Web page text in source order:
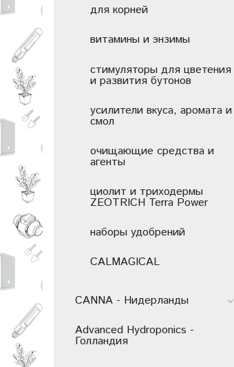
для корней
витамины и энзимы
стимуляторы для цветения
и развития бутонов
усилители вкуса, аромата и
смол
очищающие средства и
агенты
циолит и триходермы
ZEOTRICH Terra Power
наборы удобрений
CALMAGICAL
CANNA - Нидерланды
Advanced Hydroponics -
Голландия